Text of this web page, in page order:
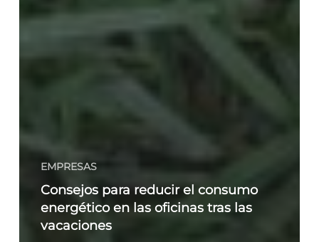
EMPRESAS
Consejos para reducir el consumo
energético en las oficinas tras las
vacaciones